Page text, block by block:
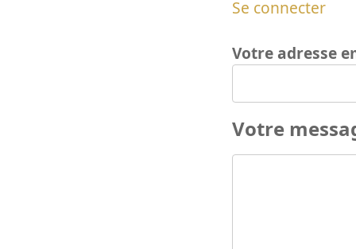
Se connecter
Votre adresse
Votre